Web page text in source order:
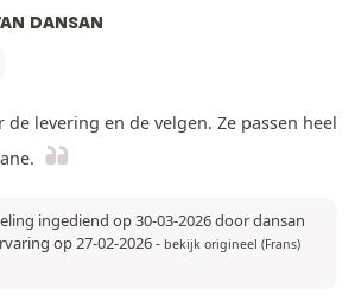
DANSAN
de levering en de velgen. Ze passen heel
ingediend op 30-03-2026 door dansan
op 27-02-2026- bekijk origineel (Frans)